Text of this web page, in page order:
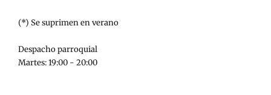
(*) Se suprimen en verano
Despacho parroquial
Martes: 19:00 - 20:00